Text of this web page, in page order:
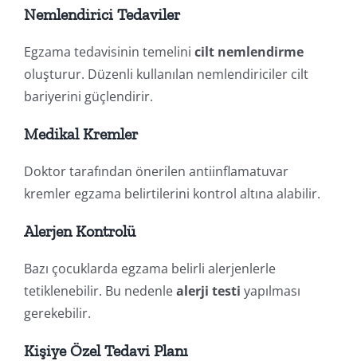
Nemlendirici Tedaviler
Egzama tedavisinin temelini cilt nemlendirme
oluşturur. Düzenli kullanılan nemlendiriciler cilt
bariyerini güçlendirir.
Medikal Kremler
Doktor tarafından önerilen antiinflamatuvar
kremler egzama belirtilerini kontrol altına alabilir.
Alerjen Kontrolü
Bazı çocuklarda egzama belirli alerjenlerle
tetiklenebilir. Bu nedenlealerji testi yapılması
gerekebilir.
Kişiye Özel Tedavi Planı